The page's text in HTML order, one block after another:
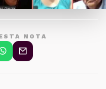
NOTA